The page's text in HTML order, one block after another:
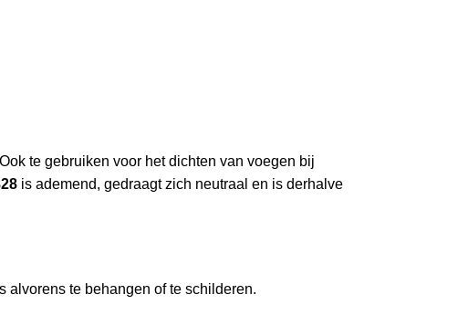
te gebruiken voor het dichten van voegen bij
is ademend, gedraagt zich neutraal en is derhalve
alvorens te behangen of te schilderen.